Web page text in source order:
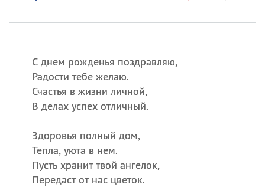
С днем рожденья поздравляю,
Радости тебе желаю.
Счастья в жизни личной,
В делах успех отличный.
Здоровья полный дом,
Тепла, уюта в нем.
Пусть хранит твой ангелок,
Передаст от нас цветок.